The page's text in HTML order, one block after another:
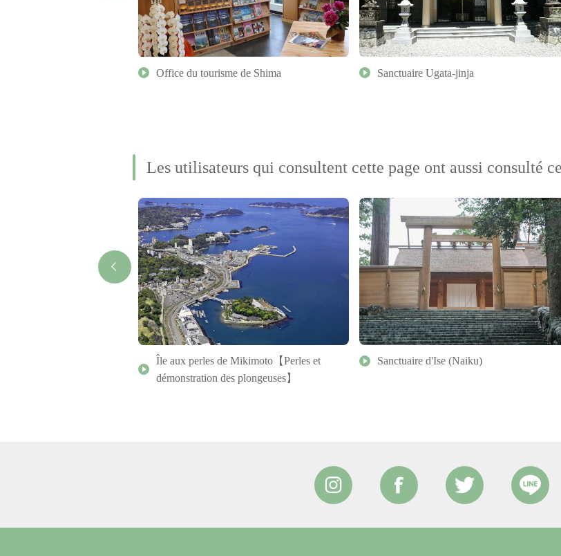
Office du tourisme de Shima Sanctuaire Ugata-jinja
Les utilisateurs qui consultent cette page ont aussi consulté
Île aux perles de Mikimoto【Perles et
démonstration des plongeuses】
Sanctuaire d'Ise (Naiku)